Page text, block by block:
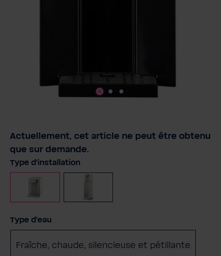
Actuellement, cet article ne peut être obtenu
que sur demande.
Sélectionnez
Type d'installation
Sélectionnez
Type d'eau
Fraîche, chaude, silencieuse et pétillante